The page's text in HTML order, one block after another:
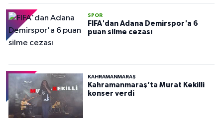
SPOR
FIFA'dan Adana Demirspor'a 6
puan silme cezası
KAHRAMANMARAŞ
Kahramanmaraş’ta Murat Kekilli
konser verdi